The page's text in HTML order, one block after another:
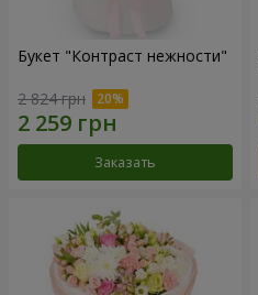
Букет "Контраст нежности"
2 824 грн
Заказать